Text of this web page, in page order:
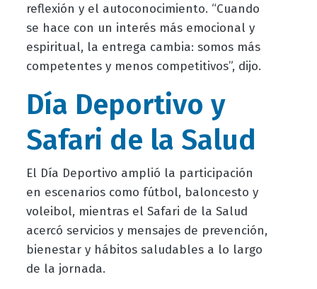
reflexión y el autoconocimiento. “Cuando
se hace con un interés más emocional y
espiritual, la entrega cambia: somos más
competentes y menos competitivos”, dijo.
Día Deportivo y
Safari de la Salud
El Día Deportivo amplió la participación
en escenarios como fútbol, baloncesto y
voleibol, mientras el Safari de la Salud
acercó servicios y mensajes de prevención,
bienestar y hábitos saludables a lo largo
de la jornada.